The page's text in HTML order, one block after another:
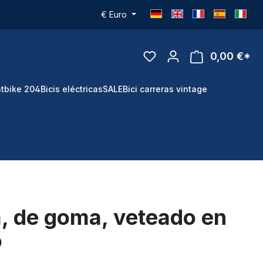
€ Euro
0,00 €*
204Bicis eléctricasSALEBici carreras vintage
de goma, veteado en